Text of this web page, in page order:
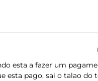
esta a fazer um
esta pago, sai o talao do